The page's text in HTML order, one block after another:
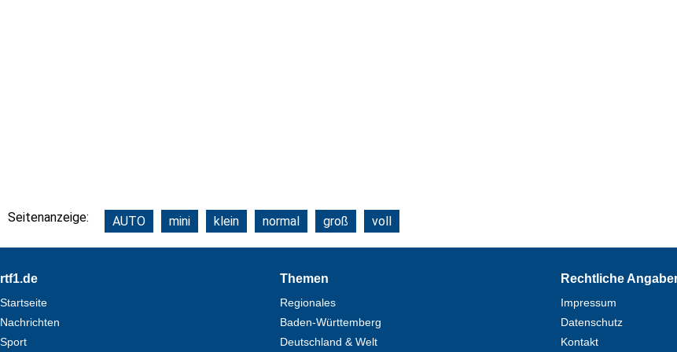
Seitenanzeige: AUTO mini klein normal groß voll
Footer
rtf1.de
Startseite
Nachrichten
Sport
Themen
Regionales
Baden-Württemberg
Deutschland & Welt
Rechtliche
Impressum
Datenschutz
Kontakt